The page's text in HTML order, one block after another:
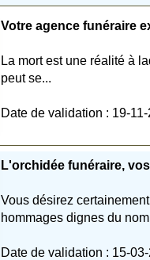
Votre agence funéraire
La mort est une réalité à
peut se...
Date de validation : 19-
L'orchidée funéraire,
Vous désirez
hommages dignes du
Date de validation : 15-